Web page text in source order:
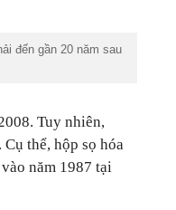
đến gần 20 năm sau
Tuy nhiên,
thể, hộp sọ hóa
năm 1987 tại